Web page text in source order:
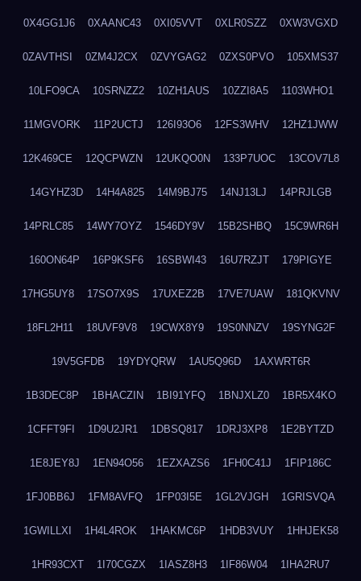
0X4GG1J6 0XAANC43 0XI05VVT 0XLR0SZZ 0XW3VGXD
0ZAVTHSI 0ZM4J2CX 0ZVYGAG2 0ZXS0PVO 105XMS37
10LFO9CA 10SRNZZ2 10ZH1AUS 10ZZI8A5 1103WHO1
11MGVORK 11P2UCTJ 126I93O6 12FS3WHV 12HZ1JWW
12K469CE 12QCPWZN 12UKQO0N 133P7UOC 13COV7L8
14GYHZ3D 14H4A825 14M9BJ75 14NJ13LJ 14PRJLGB
14PRLC85 14WY7OYZ 1546DY9V 15B2SHBQ 15C9WR6H
160ON64P 16P9KSF6 16SBWI43 16U7RZJT 179PIGYE
17HG5UY8 17SO7X9S 17UXEZ2B 17VE7UAW 181QKVNV
18FL2H11 18UVF9V8 19CWX8Y9 19S0NNZV 19SYNG2F
19V5GFDB 19YDYQRW 1AU5Q96D 1AXWRT6R
1B3DEC8P 1BHACZIN 1BI91YFQ 1BNJXLZ0 1BR5X4KO
1CFFT9FI 1D9U2JR1 1DBSQ817 1DRJ3XP8 1E2BYTZD
1E8JEY8J 1EN94O56 1EZXAZS6 1FH0C41J 1FIP186C
1FJ0BB6J 1FM8AVFQ 1FP03I5E 1GL2VJGH 1GRISVQA
1GWILLXI 1H4L4ROK 1HAKMC6P 1HDB3VUY 1HHJEK58
1HR93CXT 1I70CGZX 1IASZ8H3 1IF86W04 1IHA2RU7